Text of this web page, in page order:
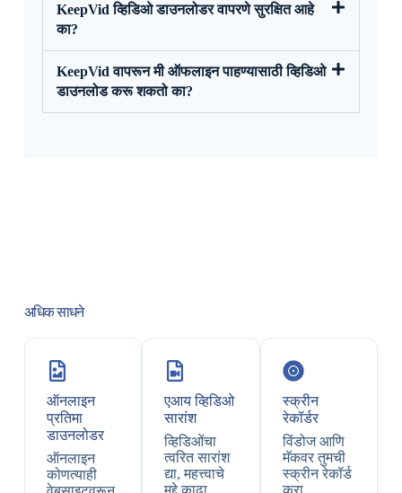
KeepVid व्हिडिओ डाउनलोडर वापरणे सुरक्षित आहे
का?
KeepVid वापरून मी ऑफलाइन पाहण्यासाठी व्हिडिओ
डाउनलोड करू शकतो का?
अधिक साधने
ऑनलाइन
प्रतिमा
डाउनलोडर
ऑनलाइन
कोणत्याही
एआय व्हिडिओ
सारांश
व्हिडिओंचा
त्वरित सारांश
द्या, महत्त्वाचे
मुद्दे काढा,
स्क्रीन
रेकॉर्डर
विंडोज आणि
मॅकवर तुमची
स्क्रीन रेकॉर्ड
करा.